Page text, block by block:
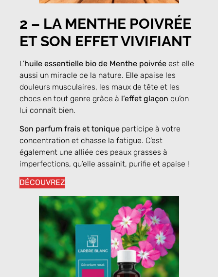
2 – LA MENTHE POIVRÉE
ET SON EFFET VIVIFIANT
L’huile essentielle bio de Menthe poivrée est elle
aussi un miracle de la nature. Elle apaise les
douleurs musculaires, les maux de tête et les
chocs en tout genre grâce à l’effet glaçon qu’on
lui connaît bien.
Son parfum frais et tonique participe à votre
concentration et chasse la fatigue. C’est
également une alliée des peaux grasses à
imperfections, qu’elle assainit, purifie et apaise !
DÉCOUVREZ